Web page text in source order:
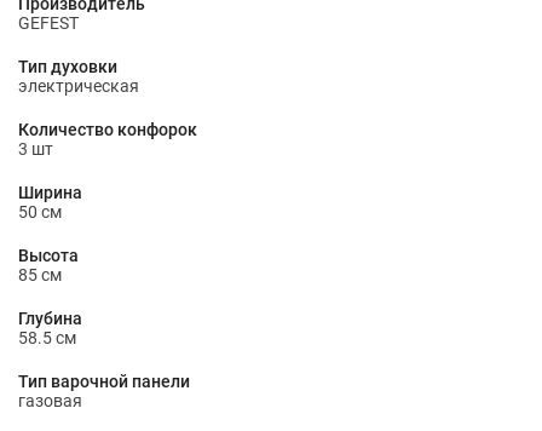
GEFEST
Тип духовки
электрическая
Количество конфорок
3 шт
Ширина
50 см
Высота
85 см
Глубина
58.5 см
Тип варочной панели
газовая